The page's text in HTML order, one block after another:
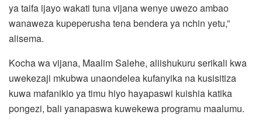
ya taifa ijayo wakati tuna vijana wenye uwezo ambao
wanaweza kupeperusha tena bendera ya nchin yetu,”
alisema.
Kocha wa vijana, Maalim Salehe, aliishukuru serikali kwa
uwekezaji mkubwa unaondelea kufanyika na kusisitiza
kuwa mafanikio ya timu hiyo hayapaswi kuishia katika
pongezi, bali yanapaswa kuwekewa programu maalumu.